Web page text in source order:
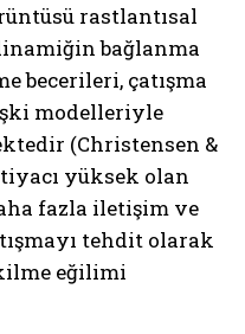
rastlantısal
bağlanma
becerileri, çatışma
modelleriyle
(Christensen &
yüksek olan
fazla iletişim ve
tehdit olarak
eğilimi